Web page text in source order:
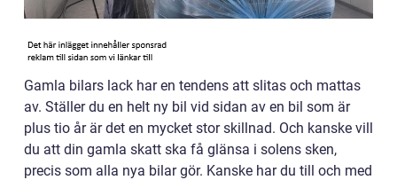
Gamla bilars lack har en tendens att slitas och mattas
av. Ställer du en helt ny bil vid sidan av en bil som är
plus tio år är det en mycket stor skillnad. Och kanske vill
du att din gamla skatt ska få glänsa i solens sken,
precis som alla nya bilar gör. Kanske har du till och med